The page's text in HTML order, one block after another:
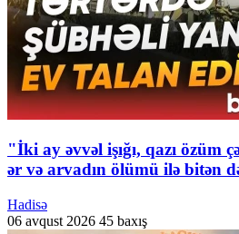
"İki ay əvvəl işığı, qazı özüm
ər və arvadın ölümü ilə bitən
Hadisə
06 avqust 2026 45 baxış